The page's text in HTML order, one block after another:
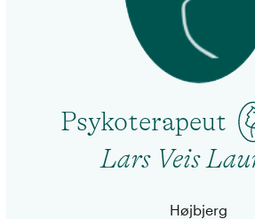
Psykoterapeut
Lars Veis
Højbjerg